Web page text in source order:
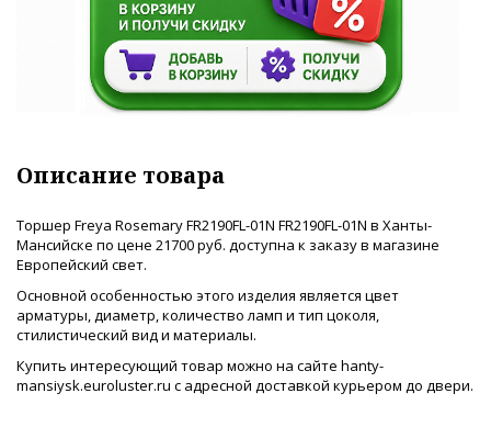
Описание товара
Торшер Freya Rosemary FR2190FL-01N FR2190FL-01N в Ханты-
Мансийске по цене 21700 руб. доступна к заказу в магазине
Европейский свет.
Основной особенностью этого изделия является цвет
арматуры, диаметр, количество ламп и тип цоколя,
стилистический вид и материалы.
Купить интересующий товар можно на сайте hanty-
mansiysk.euroluster.ru с адресной доставкой курьером до двери.